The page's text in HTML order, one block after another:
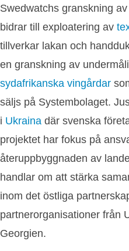
Swedwatchs granskning
bidrar till exploatering av
tillverkar lakan och
en granskning av
sydafrikanska vingårdar
säljs på Systembolaget.
i Ukraina där svenska
projektet har fokus på
återuppbyggnaden av
handlar om att stärka
inom det östliga
partnerorganisationer från
Georgien.